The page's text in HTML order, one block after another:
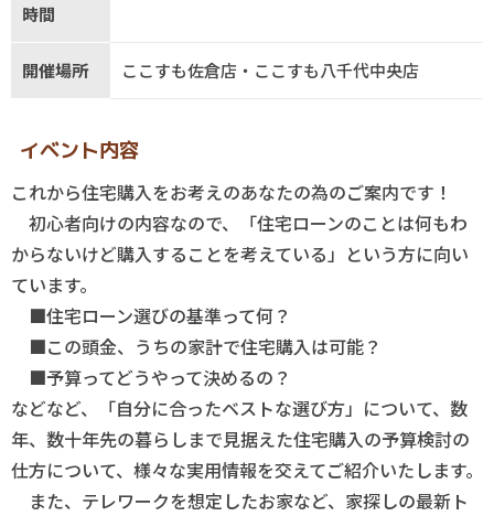
時間
開催場所 ここすも佐倉店・ここすも八千代中央店
イベント内容
これから住宅購入をお考えのあなたの為のご案内です！
初心者向けの内容なので、「住宅ローンのことは何もわ
からないけど購入することを考えている」という方に向い
ています。
■住宅ローン選びの基準って何？
■この頭金、うちの家計で住宅購入は可能？
■予算ってどうやって決めるの？
などなど、「自分に合ったベストな選び方」について、数
年、数十年先の暮らしまで見据えた住宅購入の予算検討の
仕方について、様々な実用情報を交えてご紹介いたします。
また、テレワークを想定したお家など、家探しの最新ト